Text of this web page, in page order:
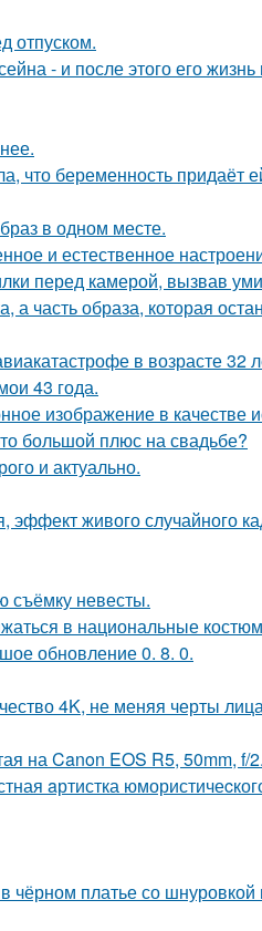
отпуском.
- и после этого его
что беременность придаёт
в одном месте.
и естественное
перед камерой, вызвав
а часть образа, которая
в возрасте 32
43 года.
изображение в качестве
большой плюс на свадьбе?
и актуально.
живого случайного
съёмку невесты.
в национальные
обновление 0. 8. 0.
4K, не меняя черты
на Canon EOS R5, 50mm, f/2.
aртистка
платье со шнуровкой